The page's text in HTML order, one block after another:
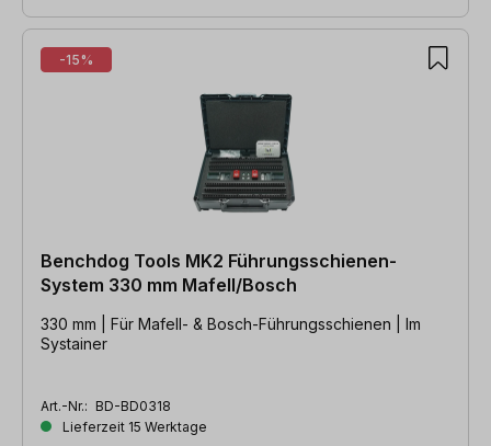
-15%
Benchdog Tools MK2 Führungsschienen-
System 330 mm Mafell/Bosch
330 mm | Für Mafell- & Bosch-Führungsschienen | Im
Systainer
Art.-Nr.: BD-BD0318
Lieferzeit 15 Werktage